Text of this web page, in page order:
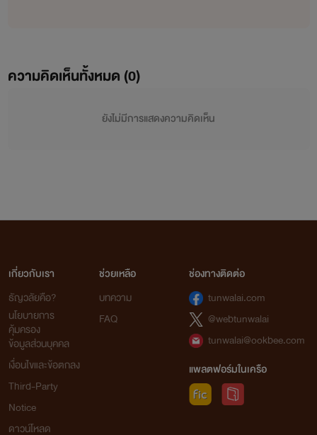
ความคิดเห็นทั้งหมด (0)
ยังไม่มีการแสดงความคิดเห็น
เกี่ยวกับเรา
ธัญวลัยคือ?
นโยบายการ
คุ้มครอง
ข้อมูลส่วนบุคคล
เงื่อนไขและข้อตกลง
Third-Party
Notice
ดาวน์โหลด
ช่วยเหลือ
บทความ
FAQ
ช่องทางติดต่อ
tunwalai.com
@webtunwalai
tunwalai@ookbee.com
แพลตฟอร์มในเครือ